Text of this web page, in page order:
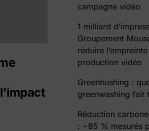
campagne vidéo
1 milliard
Groupement
réduire
production vidéo
Greenhushing :
greenwashing fait
Réduction
: −85 % mesurés